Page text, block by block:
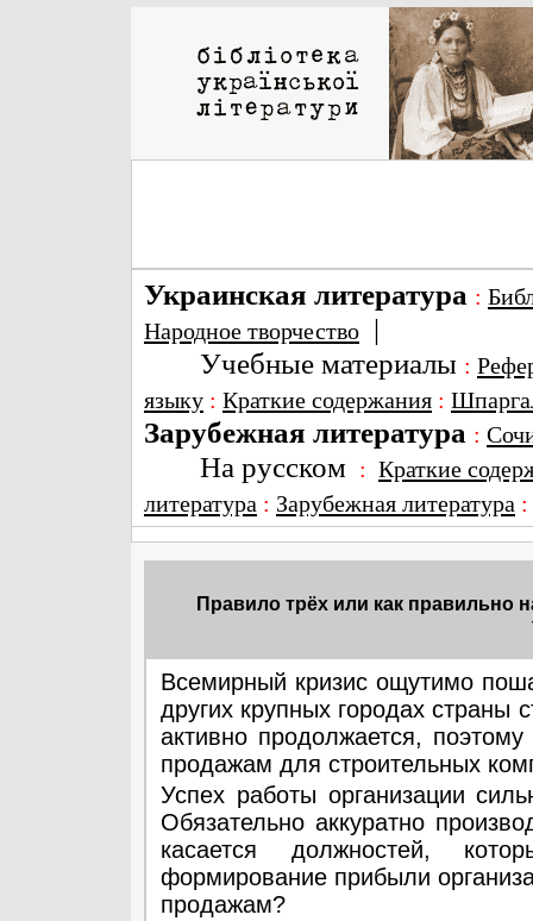
Украинская литература :
Народное творчество |
Учебные материалы :
языку : Краткие содержания :
Зарубежная литература :
На русском : Краткие
литература : Зарубежная литература
Правило трёх или как правильно
Всемирный кризис ощутимо
других крупных городах страны
активно продолжается,
продажам для строительных
Успех работы организации
Обязательно аккуратно
касается должностей,
формирование прибыли
продажам?